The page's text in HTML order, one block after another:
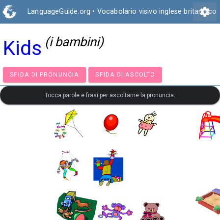
LanguageGuide.org • Vocabolario visivo inglese britannico
settings
Kids (i bambini)
SFIDA DI PRONUNCIA SFIDA DI ASCOLTO
Tocca parole e frasi per ascoltarne la pronuncia.